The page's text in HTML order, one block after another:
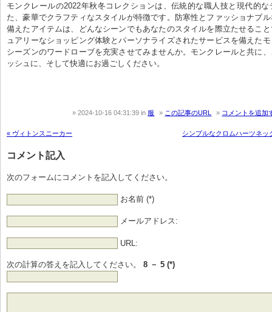
モンクレールの2022年秋冬コレクションは、伝統的な職人技と現代的
た、豪華でクラフティなスタイルが特徴です。防寒性とファッショナブ
備えたアイテムは、どんなシーンでもあなたのスタイルを際立たせるこ
ュアリーなショッピング体験とパーソナライズされたサービスを備えた
シーズンのワードローブを充実させてみませんか。モンクレールと共に
ッシュに、そして快適にお過ごしください。
2024-10-16 04:31:39in 服 この記事のURL コメントを追加
シンプルなクロムハーツネッ
« ヴィトンスニーカー
コメント記入
次のフォームにコメントを記入してください。
お名前 (*)
メールアドレス:
URL:
次の計算の答えを記入してください。 8 － 5 (*)